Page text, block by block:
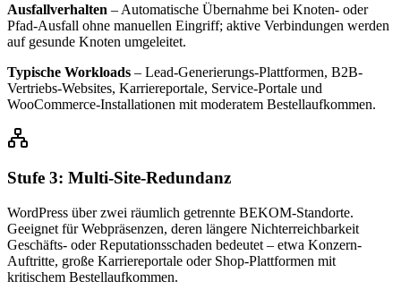
Ausfallverhalten – Automatische Übernahme bei Knoten- oder
Pfad-Ausfall ohne manuellen Eingriff; aktive Verbindungen werden
auf gesunde Knoten umgeleitet.
Typische Workloads – Lead-Generierungs-Plattformen, B2B-
Vertriebs-Websites, Karriereportale, Service-Portale und
WooCommerce-Installationen mit moderatem Bestellaufkommen.
Stufe 3: Multi-Site-Redundanz
WordPress über zwei räumlich getrennte BEKOM-Standorte.
Geeignet für Webpräsenzen, deren längere Nichterreichbarkeit
Geschäfts- oder Reputationsschaden bedeutet – etwa Konzern-
Auftritte, große Karriereportale oder Shop-Plattformen mit
kritischem Bestellaufkommen.